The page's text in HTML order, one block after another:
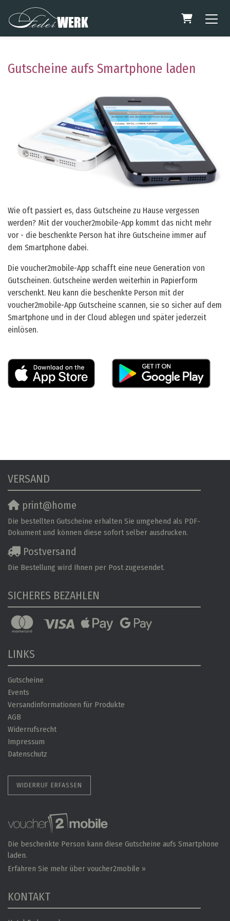
Warenkorb
Gutscheine aufs Smartphone laden
Wie oft passiert es, dass Gutscheine zu Hause vergessen
werden? Mit der voucher2mobile-App kommt das nicht mehr
vor - die beschenkte Person hat ihre Gutscheine immer auf
dem Smartphone dabei.
Die voucher2mobile-App schafft eine neue Generation von
Gutscheinen. Gutscheine werden weiterhin in Papierform
verschenkt. Neu kann die beschenkte Person mit der
voucher2mobile-App Gutscheine scannen, sie so sicher auf dem
Smartphone und in der Cloud ablegen und später jederzeit
einlösen.
VERSAND
print@home
Die bestellten Gutscheine erhalten Sie umgehend als PDF-
Dokument und können diese sofort selber ausdrucken.
Postversand
Die Bestellung wird Ihnen per Post zugesendet.
SICHERES BEZAHLEN
LINKS
Gutscheine
Events
Versandinformationen für Produkte
AGB
Widerrufsrecht
Impressum
Datenschutz
WIDERRUF ERFASSEN
Die beschenkte Person kann diese Gutscheine aufs Smartphone
laden.
Erfahren Sie mehr über voucher2mobile »
KONTAKT